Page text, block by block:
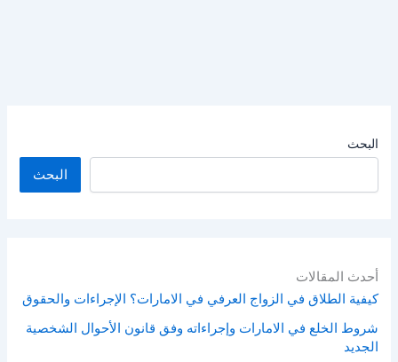
البحث
البحث
أحدث المقالات
كيفية الطلاق في الزواج العرفي في الامارات؟ الإجراءات والحقوق
شروط الخلع في الامارات وإجراءاته وفق قانون الأحوال الشخصية
الجديد